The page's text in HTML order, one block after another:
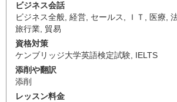
ビジネス会話
ビジネス全般 経営 セールス ＩＴ 医療
旅行業 貿易
資格対策
ケンブリッジ大学英語検定試験 IELTS
添削や翻訳
添削
レッスン料金